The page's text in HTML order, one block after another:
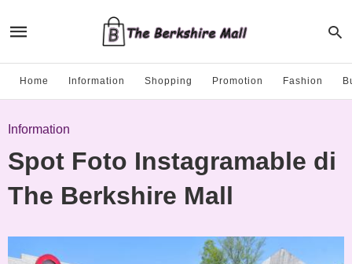
Home Information Shopping Promotion Fashion
Information
Spot Foto Instagramable di
The Berkshire Mall